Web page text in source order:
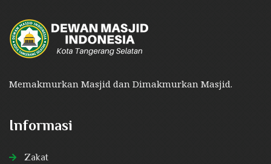
Memakmurkan Masjid dan Dimakmurkan Masjid.
Informasi
Zakat